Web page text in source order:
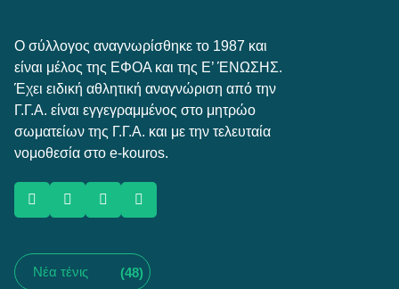
Ο σύλλογος αναγνωρίσθηκε το 1987 και
είναι μέλος της ΕΦΟΑ και της Ε’ ΈΝΩΣΗΣ.
Έχει ειδική αθλητική αναγνώριση από την
Γ.Γ.Α. είναι εγγεγραμμένος στο μητρώο
σωματείων της Γ.Γ.Α. και με την τελευταία
νομοθεσία στο e-kouros.
Νέα τένις (48)